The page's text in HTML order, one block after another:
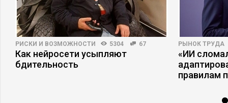
РИСКИ И ВОЗМОЖНОСТИ 5304 67
Как нейросети усыпляют
бдительность
РЫНОК ТРУДА
«ИИ
правилам